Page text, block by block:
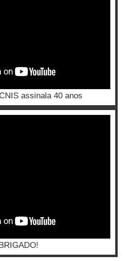
assinala 40 anos